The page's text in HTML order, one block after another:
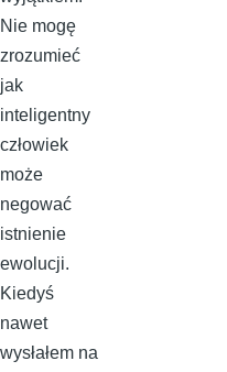
Nie mogę
zrozumieć
jak
inteligentny
człowiek
może
negować
istnienie
ewolucji.
Kiedyś
nawet
wysłałem na